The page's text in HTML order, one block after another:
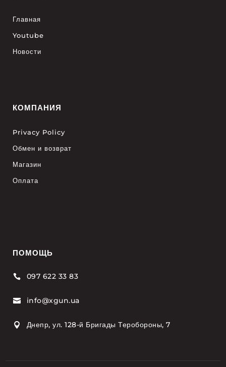
Главная
Youtube
Новости
КОМПАНИЯ
Privacy Policy
Обмен и возврат
Магазин
Оплата
ПОМОЩЬ
 097 622 33 83
 info@xgun.ua
 Днепр, ул. 128-й Бригады Теробороны, 7